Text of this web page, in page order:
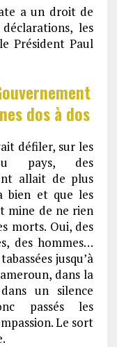
a un droit de
les
Président Paul
dos à dos
défiler, sur les
pays, des
allait de plus
bien et que les
mine de ne rien
morts. Oui, des
des hommes…
jusqu’à
dans la
un silence
passés les
Le sort